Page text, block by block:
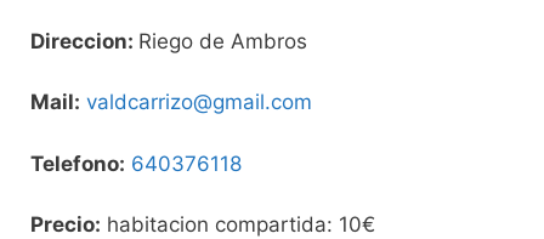
Direccion: Riego de Ambros
Mail: valdcarrizo@gmail.com
Telefono: 640376118
Precio: habitacion compartida: 10€